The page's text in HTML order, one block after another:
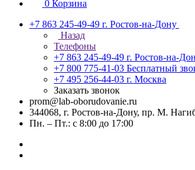
0 Корзина
+7 863 245-49-49 г. Ростов-на-Дону
Назад
Телефоны
+7 863 245-49-49 г. Ростов-на-
+7 800 775-41-03 Бесплатный
+7 495 256-44-03 г. Москва
Заказать звонок
prom@lab-oborudovanie.ru
344068, г. Ростов-на-Дону, пр. М.
Пн. – Пт.: с 8:00 до 17:00